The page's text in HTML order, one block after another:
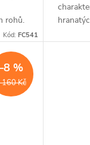
rohů.
•
Kód: FC541
Série:
160 Kč
%